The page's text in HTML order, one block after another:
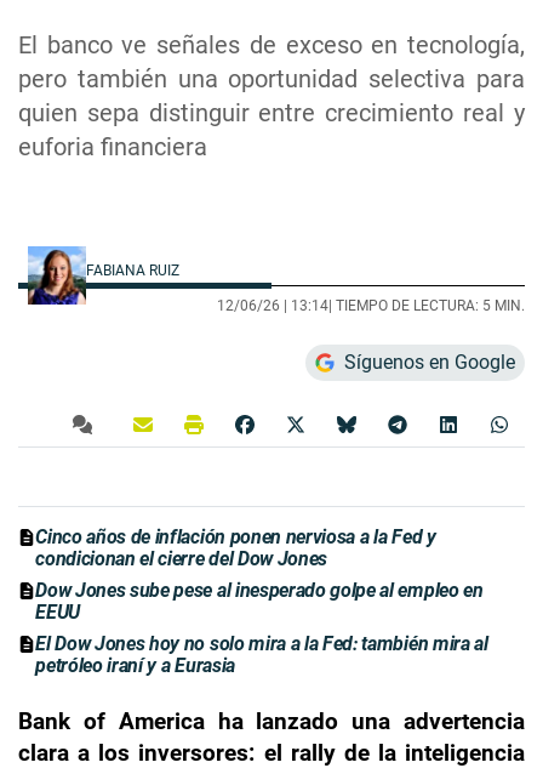
El banco ve señales de exceso en tecnología,
pero también una oportunidad selectiva para
quien sepa distinguir entre crecimiento real y
euforia financiera
FABIANA RUIZ
12/06/26 | 13:14 | TIEMPO DE LECTURA: 5 MIN.
Síguenos en Google
Cinco años de inflación ponen nerviosa a la Fed y
condicionan el cierre del Dow Jones
Dow Jones sube pese al inesperado golpe al empleo en
EEUU
El Dow Jones hoy no solo mira a la Fed: también mira al
petróleo iraní y a Eurasia
Bank of America ha lanzado una advertencia
clara a los inversores: el rally de la inteligencia